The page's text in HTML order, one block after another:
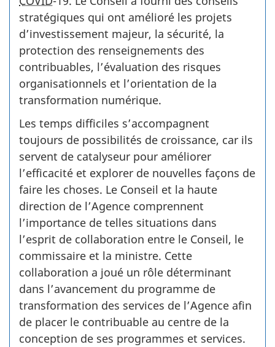
stratégiques qui ont amélioré les projets
d’investissement majeur, la sécurité, la
protection des renseignements des
contribuables, l’évaluation des risques
organisationnels et l’orientation de la
transformation numérique.
Les temps difficiles s’accompagnent
toujours de possibilités de croissance, car ils
servent de catalyseur pour améliorer
l’efficacité et explorer de nouvelles façons de
faire les choses. Le Conseil et la haute
direction de l’Agence comprennent
l’importance de telles situations dans
l’esprit de collaboration entre le Conseil, le
commissaire et la ministre. Cette
collaboration a joué un rôle déterminant
dans l’avancement du programme de
transformation des services de l’Agence afin
de placer le contribuable au centre de la
conception de ses programmes et services.